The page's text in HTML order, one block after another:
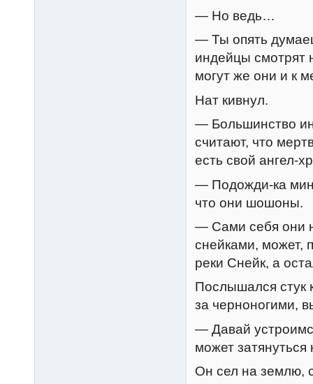
— Но ведь…
— Ты опять
индейцы
могут же они и к
Нат кивнул.
— Большинство
считают, что
есть свой ангел-
— Подожди-ка
что они шошоны.
— Сами себя они
снейками, может,
реки Снейк, а
Послышался стук
за черноногими,
— Давай
может затянуться
Он сел на землю,